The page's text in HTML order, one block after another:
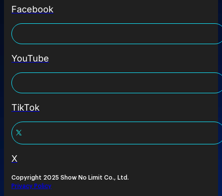
Facebook
YouTube
TikTok
X
Copyright 2025 Show No Limit Co., Ltd.
Privacy Policy